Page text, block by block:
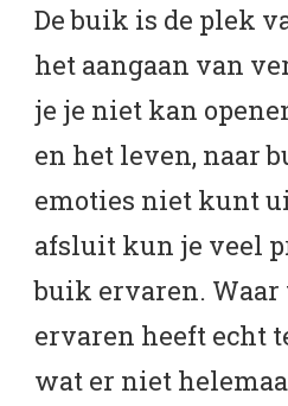
De buik is de plek
het aangaan van
je je niet kan
en het leven, naar
emoties niet kunt
afsluit kun je veel
buik ervaren.
ervaren heeft echt
wat er niet